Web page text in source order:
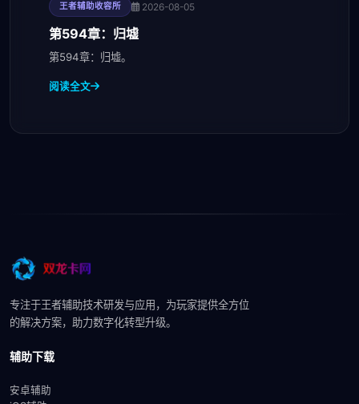
王者辅助收容所 2026-08-05
第594章：归墟
第594章：归墟。
阅读全文
专注于王者辅助技术研发与应用，为玩家提供全方位
的解决方案，助力数字化转型升级。
辅助下载
安卓辅助